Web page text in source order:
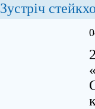
Зустріч